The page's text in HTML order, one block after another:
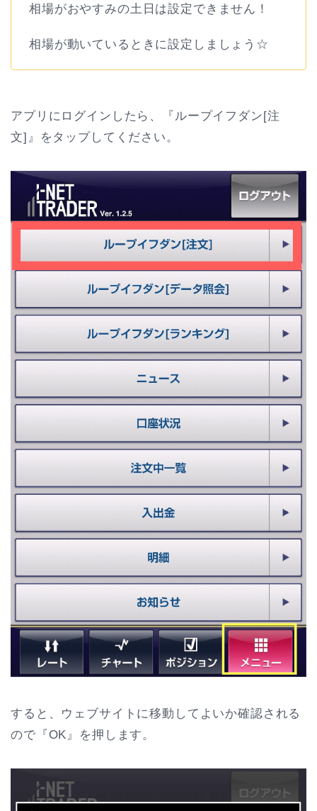
相場がおやすみの土日は設定できません！
相場が動いているときに設定しましょう☆
アプリにログインしたら、『ループイフダン[注
文]』をタップしてください。
すると、ウェブサイトに移動してよいか確認される
ので『OK』を押します。